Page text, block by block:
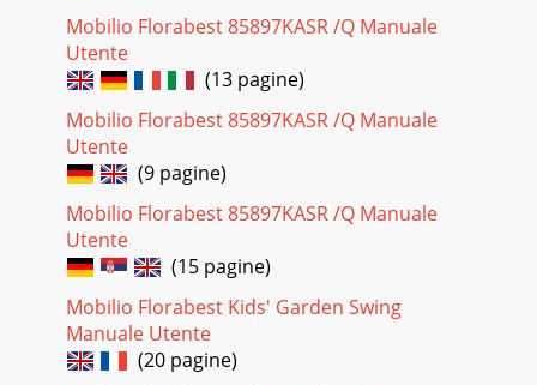
Mobilio Florabest 85897KASR /Q Manuale
Utente
(13 pagine)
Mobilio Florabest 85897KASR /Q Manuale
Utente
(9 pagine)
Mobilio Florabest 85897KASR /Q Manuale
Utente
(15 pagine)
Mobilio Florabest Kids' Garden Swing
Manuale Utente
(20 pagine)